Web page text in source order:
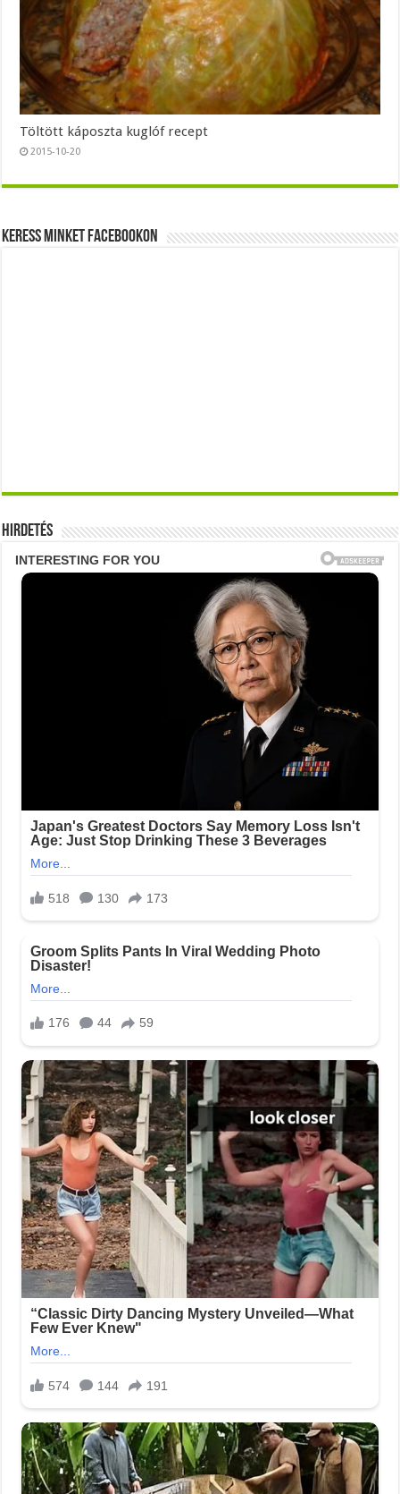
Töltött káposzta kuglóf recept
2015-10-20
Keress minket Facebookon
Hirdetés